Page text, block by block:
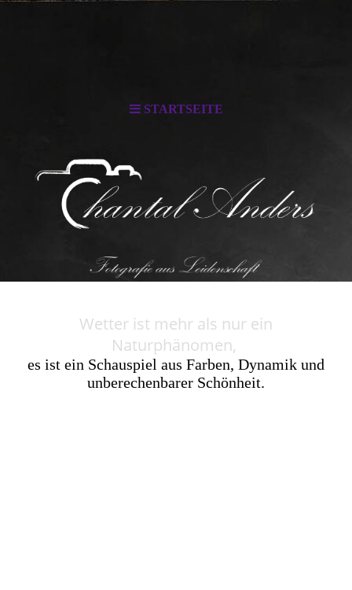
STARTSEITE
Wetter ist mehr als nur ein
Naturphänomen,
es ist ein Schauspiel aus Farben, Dynamik und
unberechenbarer Schönheit.